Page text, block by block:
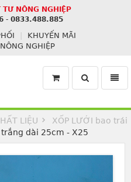
TƯ NÔNG NGHIỆP
- 0833.488.885
KHUYẾN MÃI
NGHIỆP
Toggle
search
LIỆU
XỐP LƯỚI bao trái
dài 25cm - X25